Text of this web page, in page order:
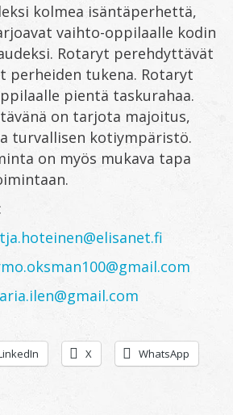
kolmea isäntäperhettä,
vaihto-oppilaalle kodin
Rotaryt perehdyttävät
perheiden tukena. Rotaryt
pientä taskurahaa.
on tarjota majoitus,
turvallisen kotiympäristö.
on myös mukava tapa
X WhatsApp